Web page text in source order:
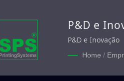
P&D e
P&D e Inovação
Home /